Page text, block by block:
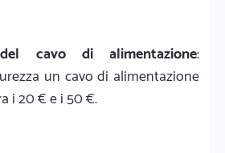
cavo di alimentazione:
un cavo di alimentazione
i 20 € e i 50 €.